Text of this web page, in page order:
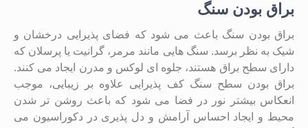
براق بودن سنگ
براق بودن سنگ باعث می‌ شود که فضای پذیرایی درخشان و
شیک به نظر برسد. سنگ ‌هایی مانند مرمر، گرانیت یا پرسلان که
دارای سطح براق هستند، جلوه‌ ای لوکس و مدرن ایجاد می ‌کنند.
براق بودن سطح سنگ کف پذیرایی علاوه بر زیبایی، موجب
انعکاس بیشتر نور در فضا می‌ شود که باعث روشن‌ تر شدن
محیط و ایجاد احساس آرامش و دل‌ پذیری در دکوراسیون می